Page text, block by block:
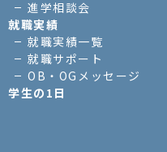
進学相談会
就職実績
就職実績一覧
就職サポート
OB・OGメッセージ
学生の1日